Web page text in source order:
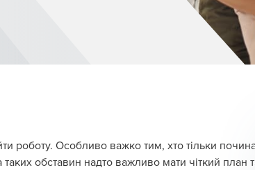
роботу. Особливо важко тим, хто тільки
обставин надто важливо мати чіткий план